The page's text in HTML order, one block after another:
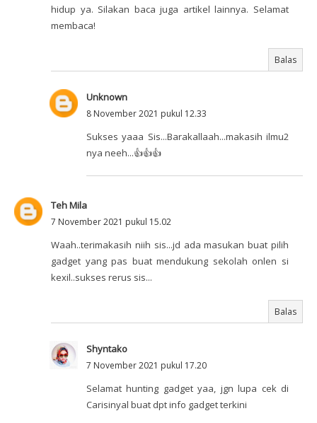
hidup ya. Silakan baca juga artikel lainnya. Selamat
membaca!
Balas
Unknown
8 November 2021 pukul 12.33
Sukses yaaa Sis...Barakallaah...makasih ilmu2
nya neeh...👍👍👍
Teh Mila
7 November 2021 pukul 15.02
Waah..terimakasih niih sis...jd ada masukan buat pilih
gadget yang pas buat mendukung sekolah onlen si
kexil..sukses rerus sis...
Balas
Shyntako
7 November 2021 pukul 17.20
Selamat hunting gadget yaa, jgn lupa cek di
Carisinyal buat dpt info gadget terkini